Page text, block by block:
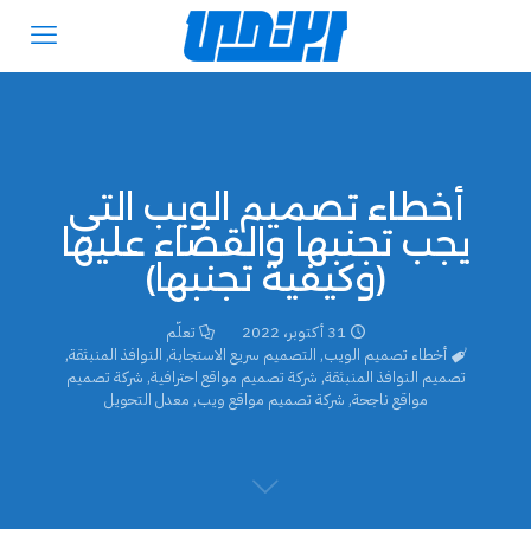
أخطاء تصميم الويب التي
يجب تجنبها والقضاء عليها
(وكيفية تجنبها)
31 أكتوبر، 2022
تعلّم
أخطاء تصميم الويب, التصميم سريع الاستجابة, النوافذ المنبثقة,
تصميم النوافذ المنبثقة, شركة تصميم مواقع احترافية, شركة تصميم
مواقع ناجحة, شركة تصميم مواقع ويب, معدل التحويل